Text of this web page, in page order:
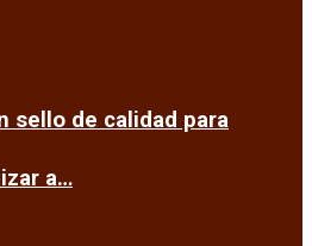
sello de calidad para
a…